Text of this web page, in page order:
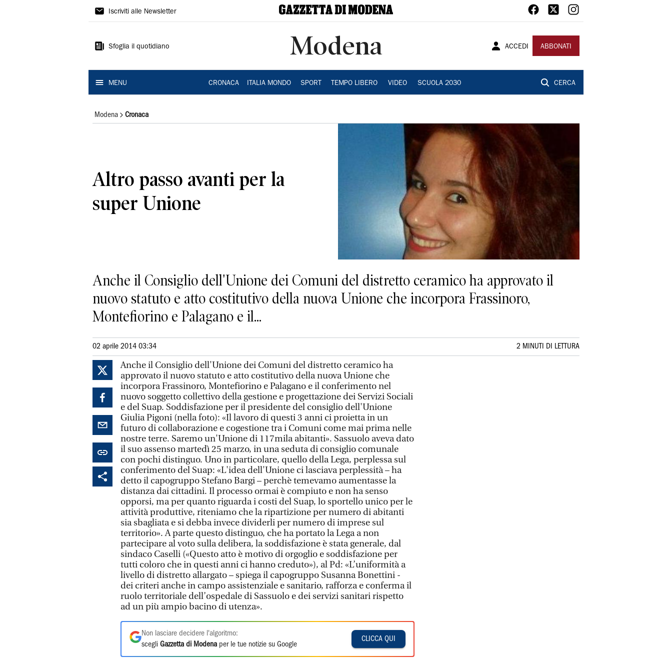
Gazzetta
Modena
Iscriviti alle Newsletter
Sfoglia il quotidiano Modena ACCEDI ABBONATI
MENU CRONACA ITALIA MONDO SPORT TEMPO LIBERO VIDEO SCUOLA 2030 CERCA
Modena Cronaca
Altro passo avanti per la
super Unione
Anche il Consiglio dell'Unione dei Comuni del distretto ceramico ha approvato il
nuovo statuto e atto costitutivo della nuova Unione che incorpora Frassinoro,
Montefiorino e Palagano e il...
02 aprile 2014 03:34 2 MINUTI DI LETTURA
Anche il Consiglio dell'Unione dei Comuni del distretto ceramico ha
approvato il nuovo statuto e atto costitutivo della nuova Unione che
incorpora Frassinoro, Montefiorino e Palagano e il conferimento nel
nuovo soggetto collettivo della gestione e progettazione dei Servizi Sociali
e del Suap. Soddisfazione per il presidente del consiglio dell'Unione
Giulia Pigoni (nella foto): «Il lavoro di questi 3 anni ci proietta in un
futuro di collaborazione e cogestione tra i Comuni come mai prima nelle
nostre terre. Saremo un'Unione di 117mila abitanti». Sassuolo aveva dato
il suo assenso martedì 25 marzo, in una seduta di consiglio comunale
con pochi distinguo. Uno in particolare, quello della Lega, perplessa sul
conferimento del Suap: «L'idea dell'Unione ci lasciava perplessità – ha
detto il capogruppo Stefano Bargi – perchè temevamo aumentasse la
distanza dai cittadini. Il processo ormai è compiuto e non ha senso
opporsi, ma per quanto riguarda i costi del Suap, lo sportello unico per le
attività produttive, riteniamo che la ripartizione per numero di abitanti
sia sbagliata e si debba invece dividerli per numero di imprese sul
territorio». A parte questo distinguo, che ha portato la Lega a non
partecipare al voto sulla delibera, la soddisfazione è stata generale, dal
sindaco Caselli («Questo atto è motivo di orgoglio e soddisfazione per
tutti coloro che in questi anni ci hanno creduto»), al Pd: «L’uniformità a
livello di distretto allargato – spiega il capogruppo Susanna Bonettini -
dei criteri anche in campo assistenziale e sanitario, rafforza e conferma il
ruolo territoriale dell’ospedale di Sassuolo e dei servizi sanitari rispetto
ad un più ampio bacino di utenza».
Non lasciare decidere l'algoritmo:
scegli Gazzetta di Modena per le tue notizie su Google
CLICCA QUI